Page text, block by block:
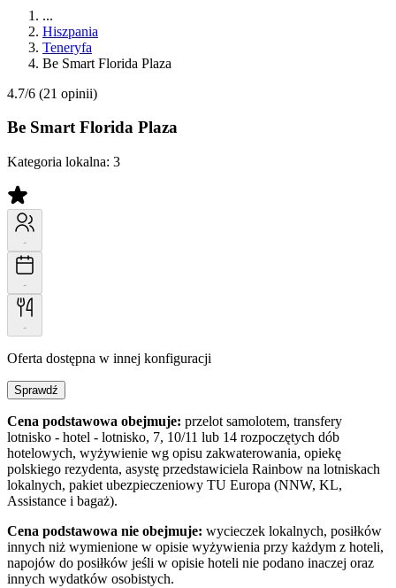
...
Hiszpania
Teneryfa
Be Smart Florida Plaza
4.7/6 (21 opinii)
Be Smart Florida Plaza
Kategoria lokalna: 3
-
-
-
Oferta dostępna w innej konfiguracji
Sprawdź
Cena podstawowa obejmuje: przelot samolotem, transfery
lotnisko - hotel - lotnisko, 7, 10/11 lub 14 rozpoczętych dób
hotelowych, wyżywienie wg opisu zakwaterowania, opiekę
polskiego rezydenta, asystę przedstawiciela Rainbow na lotniskach
lokalnych, pakiet ubezpieczeniowy TU Europa (NNW, KL,
Assistance i bagaż).
Cena podstawowa nie obejmuje: wycieczek lokalnych, posiłków
innych niż wymienione w opisie wyżywienia przy każdym z hoteli,
napojów do posiłków jeśli w opisie hoteli nie podano inaczej oraz
innych wydatków osobistych.